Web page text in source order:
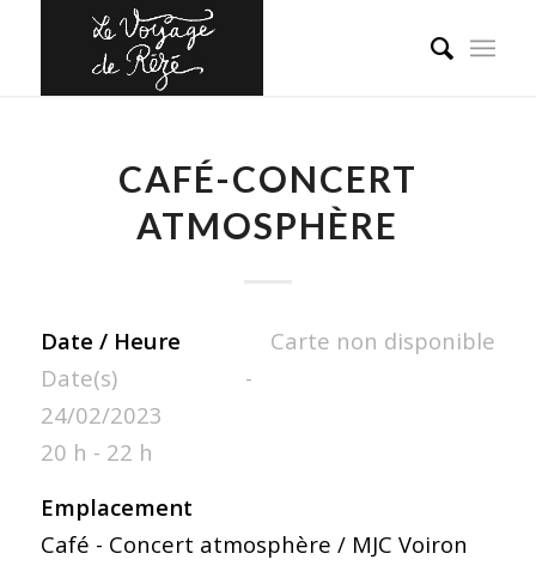
CAFÉ-CONCERT
ATMOSPHÈRE
Carte non disponible
Date / Heure
Date(s) -
24/02/2023
20 h - 22 h
Emplacement
Café - Concert atmosphère / MJC Voiron